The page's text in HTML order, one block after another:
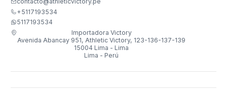
+5117193534
5117193534
Importadora Victory
Avenida Abancay 951, Athletic Victory, 123-136-137-139
15004 Lima - Lima
Lima - Perú